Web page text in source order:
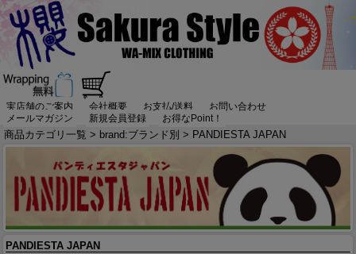
実店舗のご案内 会社概要 お支払/送料
お問い合わせ
メールマガジン
新規会員登録 お得なPoint！
商品カテゴリ一覧 > brand:ブランド別 > PANDIESTA JAPAN
PANDIESTA JAPAN